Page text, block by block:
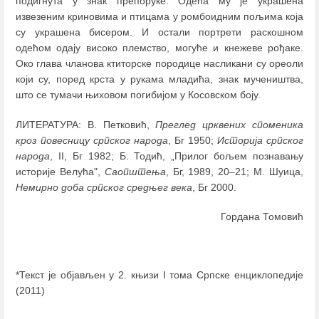
извезеним криновима и птицама у ромбоидним пољима која
су украшена бисером. И остали портрети раскошном
одећом одају високо племство, могуће и кнежеве рођаке.
Око глава чланова ктиторске породице насликани су ореоли
који су, поред крста у рукама младића, знак мучеништва,
што се тумачи њиховом погибијом у Косовском боју.
ЛИТЕРАТУРА: В. Петковић,Преглед црквених споменика
кроз повесницу српског народа , Бг 1950; Историја српског
народа , II, Бг 1982; Б. Тодић, „Прилог бољем познавању
историје Велућа", Саопштења , Бг, 1989, 20–21; М. Шуица,
Немирно доба српског средњег века , Бг 2000.
Гордана Томовић
*Текст је објављен у 2. књизи I тома Српске енциклопедије
(2011)